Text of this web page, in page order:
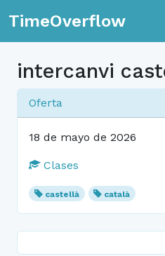
TimeOverflow
intercanvi
Oferta
18 de mayo de 2026
Clases
castellà català